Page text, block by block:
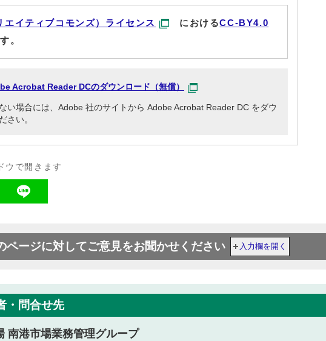
エイティブコモンズ）ライセンス におけるCC-BY4.0
。
Acrobat Reader DCのダウンロード（無償）
い場合には、Adobe 社のサイトから Adobe Acrobat Reader DC をダウ
さい。
ウで開きます
ページに対してご意見をお聞かせください 入力欄を開く
・問合せ先
港市場業務管理グループ